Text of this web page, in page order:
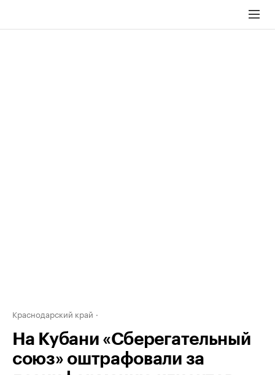
Краснодарский край
На Кубани «Сберегательный
союз» оштрафовали за